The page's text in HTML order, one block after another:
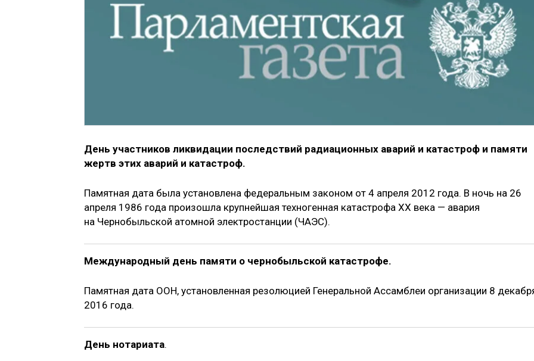
День участников ликвидации последствий радиаци­онных аварий и катастроф и памяти
жертв этих аварий и катастроф.
Памятная дата была установлена федеральным законом от 4 апреля 2012 года. В ночь на 26
апреля 1986 года произошла крупнейшая техногенная катастрофа ХХ века — авария
на Чернобыльской атомной электростанции (ЧАЭС).
Международный день памяти о чернобыльской катастрофе.
Памят­ная дата ООН, установленная резолюцией Генеральной Ассамблеи организации 8
2016 года.
День нотариата.